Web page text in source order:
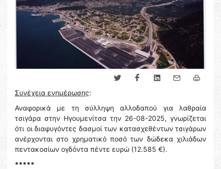
Συνέχεια ενημέρωσης:
Αναφορικά με τη σύλληψη αλλοδαπού για λαθραία
τσιγάρα στην Ηγουμενίτσα την 26-08-2025, γνωρίζεται
ότι οι διαφυγόντες δασμοί των κατασχεθέντων τσιγάρων
ανέρχονται στο χρηματικό ποσό των δώδεκα χιλιάδων
πεντακοσίων ογδόντα πέντε ευρώ (12.585 €).
*****